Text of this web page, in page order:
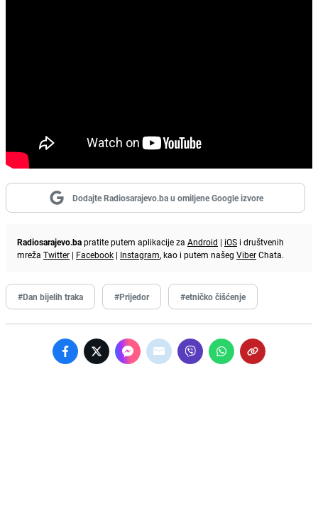
Dodajte Radiosarajevo.ba u omiljene Google izvore
Radiosarajevo.bapratite putem aplikacije za Android | iOS i društvenih
mreža Twitter | Facebook | Instagram, kao i putem našeg ViberChata.
#Dan bijelih traka #Prijedor #etničko čišćenje